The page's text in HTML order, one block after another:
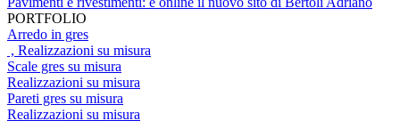
PORTFOLIO
Arredo in gres
, Realizzazioni su misura
Scale gres su misura
Realizzazioni su misura
Pareti gres su misura
Realizzazioni su misura